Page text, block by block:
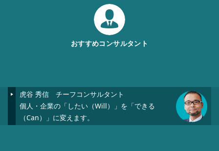
おすすめコンサルタント
虎谷 秀信
チーフコンサルタント
個人・企業の「したい（Will）」を「できる
（Can）」に変えます。